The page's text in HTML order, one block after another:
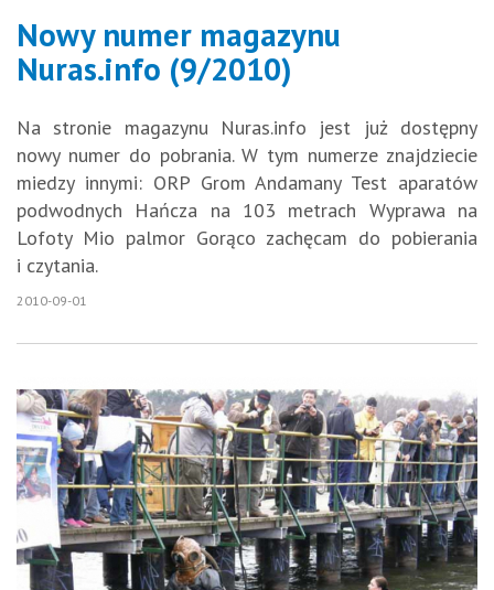
Nowy numer magazynu
Nuras.info (9/2010)
Na stronie magazynu Nuras.info jest już dostępny
nowy numer do pobrania. W tym numerze znajdziecie
miedzy innymi: ORP Grom Andamany Test aparatów
podwodnych Hańcza na 103 metrach Wyprawa na
Lofoty Mio palmor Gorąco zachęcam do pobierania
i czytania.
2010-09-01